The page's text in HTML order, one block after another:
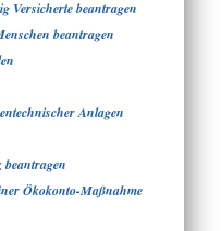
Versicherte beantragen
beantragen
Anlagen
Ökokonto-Maßnahme